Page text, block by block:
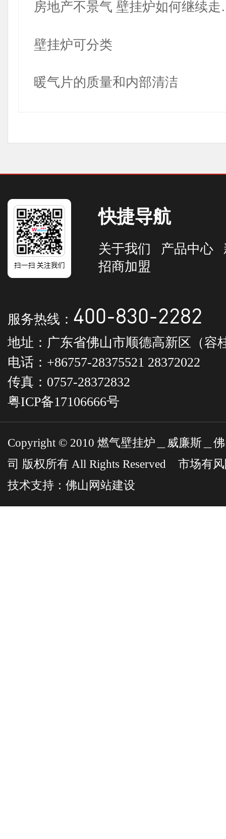
房地产不景气 壁挂炉如何继续
壁挂炉可分类
暖气片的质量和内部清洁
快捷导航
关于我们 产品中心
招商加盟
服务热线： 400-830-2282
地址：广东省佛山市顺德高新区（容
电话：+86757-28375521 28372022
传真：0757-28372832
粤ICP备17106666号
Copyright © 2010 燃气壁挂炉＿威廉斯＿
司 版权所有 All Rights Reserved 市场有
技术支持： 佛山网站建设